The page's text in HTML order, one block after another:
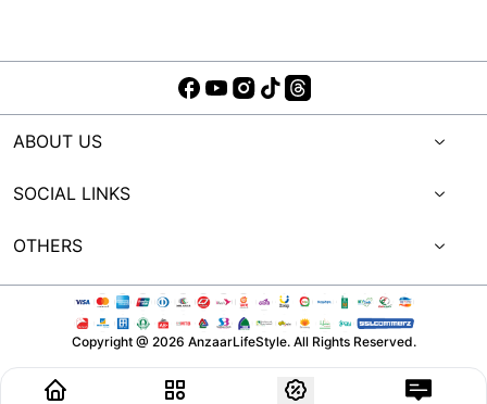
ABOUT US
SOCIAL LINKS
OTHERS
Copyright @ 2026 AnzaarLifeStyle. All Rights Reserved.